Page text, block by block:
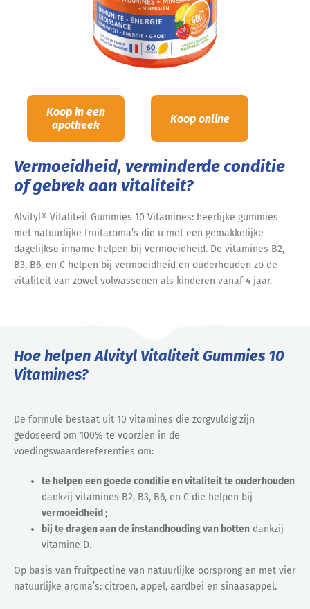
Koop in een
apotheek
Koop online
Vermoeidheid, verminderde conditie
of gebrek aan vitaliteit?
Alvityl® Vitaliteit Gummies 10 Vitamines: heerlijke gummies
met natuurlijke fruitaroma’s die u met een gemakkelijke
dagelijkse inname helpen bij vermoeidheid. De vitamines B2,
B3, B6, en C helpen bij vermoeidheid en ouderhouden zo de
vitaliteit van zowel volwassenen als kinderen vanaf 4 jaar.
Hoe helpen Alvityl Vitaliteit Gummies 10
Vitamines?
De formule bestaat uit 10 vitamines die zorgvuldig zijn
gedoseerd om 100% te voorzien in de
voedingswaardereferenties om:
te helpen een goede conditie en vitaliteit te ouderhouden
dankzij vitamines B2, B3, B6, en C die helpen bij
vermoeidheid ;
bij te dragen aan de instandhouding van botten dankzij
vitamine D.
Op basis van fruitpectine van natuurlijke oorsprong en met vier
natuurlijke aroma’s: citroen, appel, aardbei en sinaasappel.